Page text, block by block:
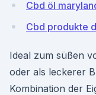
Cbd öl
Cbd produkte
Ideal zum süßen
oder als leckerer
Kombination der